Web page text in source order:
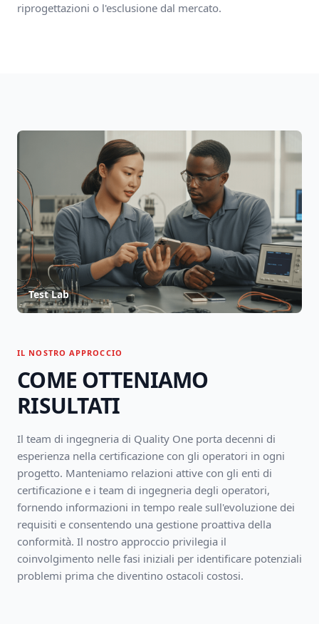
riprogettazioni o l'esclusione dal mercato.
IL NOSTRO APPROCCIO
COME OTTENIAMO
RISULTATI
Il team di ingegneria di Quality One porta decenni di
esperienza nella certificazione con gli operatori in ogni
progetto. Manteniamo relazioni attive con gli enti di
certificazione e i team di ingegneria degli operatori,
fornendo informazioni in tempo reale sull'evoluzione dei
requisiti e consentendo una gestione proattiva della
conformità. Il nostro approccio privilegia il
coinvolgimento nelle fasi iniziali per identificare potenziali
problemi prima che diventino ostacoli costosi.
Test Lab